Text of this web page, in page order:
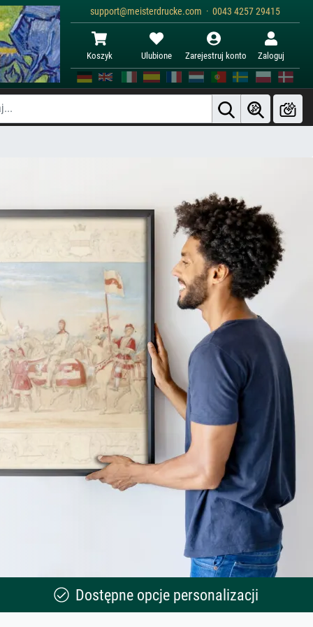
support@meisterdrucke.com · 0043 4257 29415
Koszyk Ulubione Zarejestruj konto Zaloguj
Dostępne opcje personalizacji